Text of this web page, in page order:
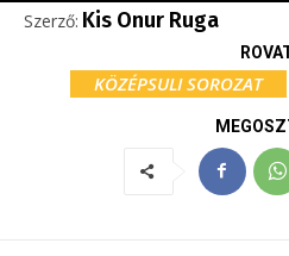
Szerző: Kis Onur Ruga
KÖZÉPSULI SOROZAT